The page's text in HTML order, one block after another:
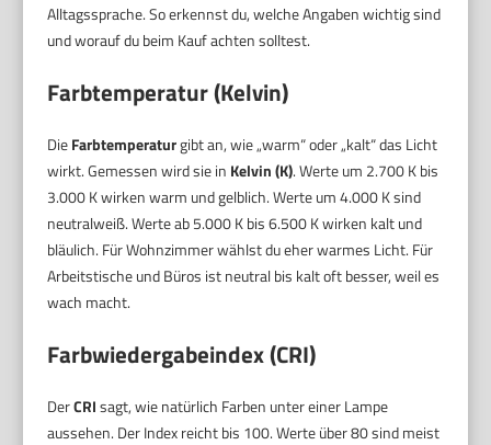
Alltagssprache. So erkennst du, welche Angaben wichtig sind
und worauf du beim Kauf achten solltest.
Farbtemperatur (Kelvin)
DieFarbtemperaturgibt an, wie „warm“ oder „kalt“ das Licht
wirkt. Gemessen wird sie in Kelvin (K). Werte um 2.700 K bis
3.000 K wirken warm und gelblich. Werte um 4.000 K sind
neutralweiß. Werte ab 5.000 K bis 6.500 K wirken kalt und
bläulich. Für Wohnzimmer wählst du eher warmes Licht. Für
Arbeitstische und Büros ist neutral bis kalt oft besser, weil es
wach macht.
Farbwiedergabeindex (CRI)
DerCRIsagt, wie natürlich Farben unter einer Lampe
aussehen. Der Index reicht bis 100. Werte über 80 sind meist